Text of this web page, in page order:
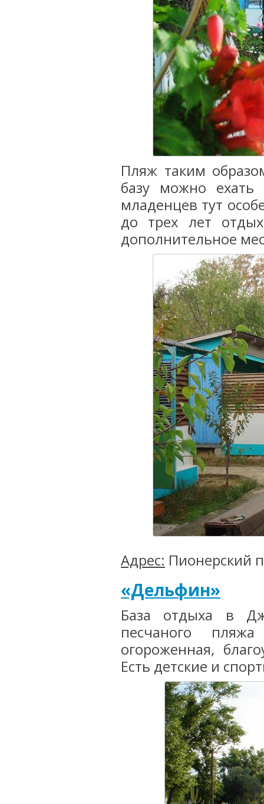
Пляж таким
базу можно ехать
младенцев тут
до трех лет
дополнительное
Адрес: Пионерский
«Дельфин»
База отдыха в
песчаного
огороженная,
Есть детские и